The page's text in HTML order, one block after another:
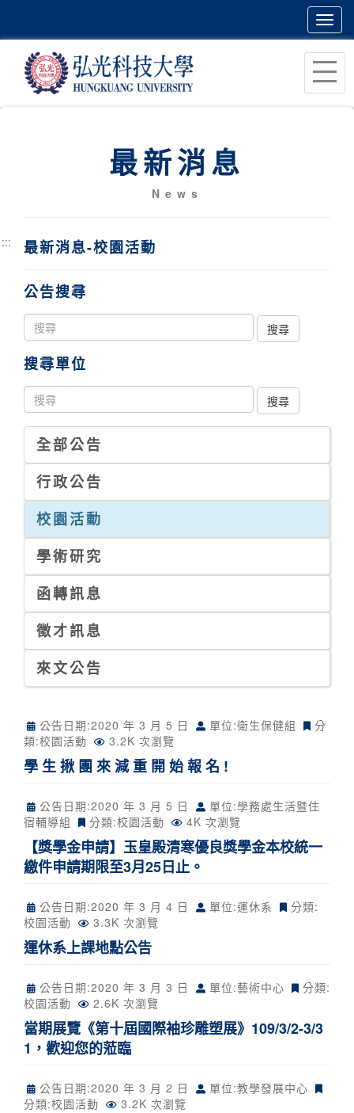
最新消息
News
::: 最新消息-校園活動
公告搜尋
搜尋單位
全部公告
行政公告
校園活動
學術研究
函轉訊息
徵才訊息
來文公告
公告日期:2020 年 3 月 5 日 單位:衛生保健組
分
類:校園活動 3.2K 次瀏覽
學 生 揪 團 來 減 重 開 始 報 名 !
公告日期:2020 年 3 月 5 日
單位:學務處生活暨住
宿輔導組
分類:校園活動 4K 次瀏覽
【獎學金申請】玉皇殿清寒優良獎學金本校統一
繳件申請期限至3月25日止。
公告日期:2020 年 3 月 4 日 單位:運休系
分類:
校園活動
3.3K 次瀏覽
運休系上課地點公告
公告日期:2020 年 3 月 3 日 單位:藝術中心
分類:
校園活動
2.6K 次瀏覽
當期展覽《第十屆國際袖珍雕塑展》109/3/2-3/3
1，歡迎您的蒞臨
公告日期:2020 年 3 月 2 日
單位:教學發展中心
分類:校園活動 3.2K 次瀏覽